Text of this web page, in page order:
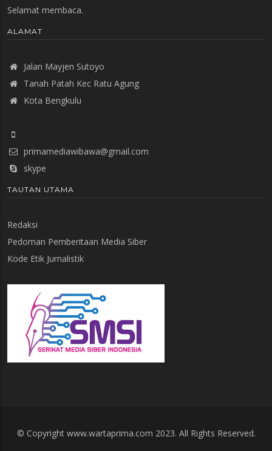
Selamat membaca.
ALAMAT
Jalan Mayjen Sutoyo
Tanah Patah Kec Ratu Agung
Kota Bengkulu
primamediawibawa@gmail.com
skype
TAUTAN UTAMA
Redaksi
Pedoman Pemberitaan Media Siber
Kode Etik Jurnalistik
© Copyright www.wartaprima.com 2023. All Rights Reserved.